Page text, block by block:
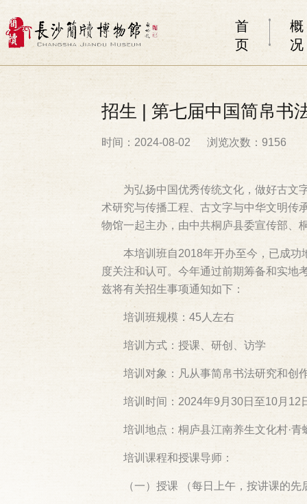
首
页
概
况
招生 | 第七届中国简帛书
时间：2024-08-02 浏览次数：9156
为弘扬中国优秀传统文化，做好古文
术研究与传播工程、古文字与中华文明传
物馆一起主办，由中共桐庐县委宣传部、
本培训班自2018年开办至今，已成
度关注和认可。今年通过前期筹备和实地
兹将有关招生事项通知如下：
培训班规模：45人左右
培训方式：授课、研创、访学
培训对象：凡从事简帛书法研究和创
培训时间：2024年9月30日至10月12
培训地点：桐庐县江南养生文化村·青
培训课程和授课导师：
（一）授课 （每日上午，按讲课的先